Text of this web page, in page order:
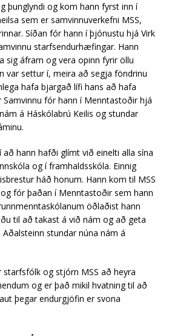
þunglyndi og kom hann fyrst inn í
sem er samvinnuverkefni MSS,
Síðan fór hann í þjónustu hjá Virk
starfsendurhæfingar. Hann
sig áfram og vera opinn fyrir öllu
var settur í, meira að segja föndrinu
hafa bjargað lífi hans að hafa
Samvinnu fór hann í Menntastoðir hjá
á Háskólabrú Keilis og stundar
hann hafði glímt við einelti alla sína
og í framhaldsskóla. Einnig
háð honum. Hann kom til MSS
fór þaðan í Menntastoðir sem hann
öðlaðist hann
til að takast á við nám og að geta
stundar núna nám á
og stjórn MSS að heyra
og er það mikil hvatning til að
þegar endurgjöfin er svona